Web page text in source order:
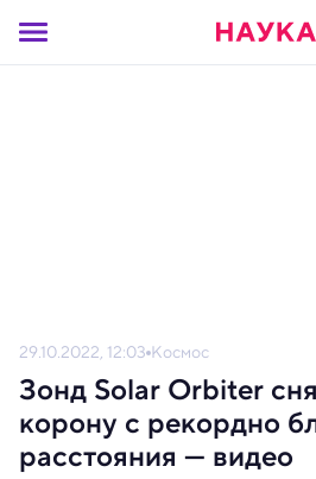
29.10.2022, 12:03 Космос
Зонд Solar Orbiter
корону с рекордно
расстояния — видео